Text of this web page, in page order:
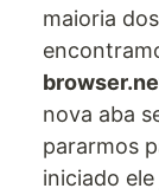
maioria
nova aba
pararmos
iniciado